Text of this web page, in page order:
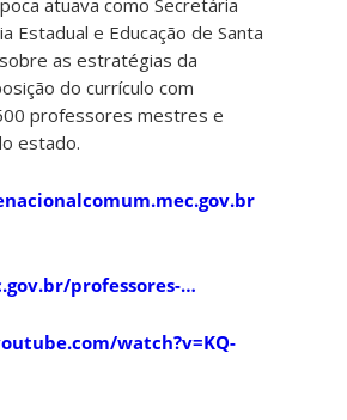
Estadual e Educação de Santa
as estratégias da
do currículo com
professores mestres e
estado.
professores-…
watch?v=KQ-